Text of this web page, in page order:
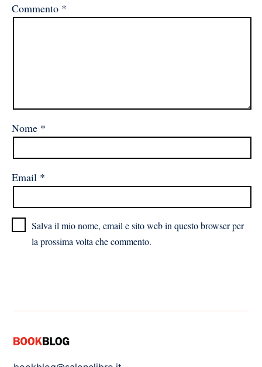
Commento *
Nome *
Email *
Salva il mio nome, email e sito web in questo browser per
la prossima volta che commento.